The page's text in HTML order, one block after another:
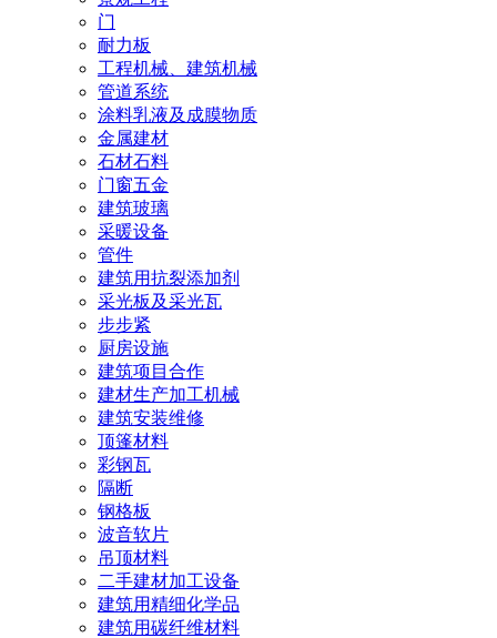
门
耐力板
工程机械、建筑机械
管道系统
涂料乳液及成膜物质
金属建材
石材石料
门窗五金
建筑玻璃
采暖设备
管件
建筑用抗裂添加剂
采光板及采光瓦
步步紧
厨房设施
建筑项目合作
建材生产加工机械
建筑安装维修
顶篷材料
彩钢瓦
隔断
钢格板
波音软片
吊顶材料
二手建材加工设备
建筑用精细化学品
建筑用碳纤维材料